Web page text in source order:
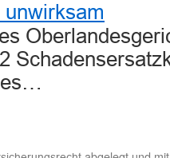
unwirksam